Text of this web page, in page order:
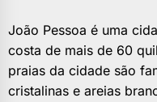
João Pessoa é uma
costa de mais de 60
praias da cidade são
cristalinas e areias